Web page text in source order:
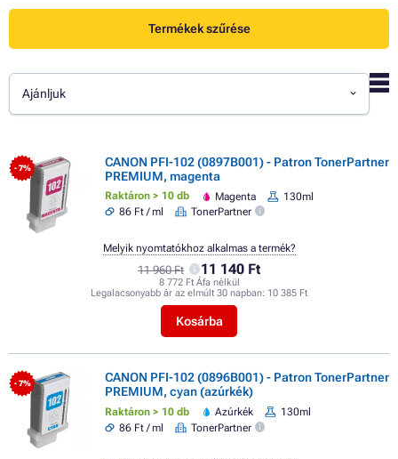
Termékek szűrése
Ajánljuk
- 7%
CANON PFI-102 (0897B001) - Patron TonerPartner
PREMIUM, magenta
Raktáron > 10 db Magenta
130ml
86 Ft / ml
TonerPartner
11 960 Ft 11 140 Ft
8 772 Ft Áfa nélkül
Legalacsonyabb ár az elmúlt 30 napban: 10 385 Ft
Kosárba
Melyik nyomtatókhoz alkalmas a termék?
- 7%
CANON PFI-102 (0896B001) - Patron TonerPartner
PREMIUM, cyan (azúrkék)
Raktáron > 10 db Azúrkék
130ml
86 Ft / ml
TonerPartner